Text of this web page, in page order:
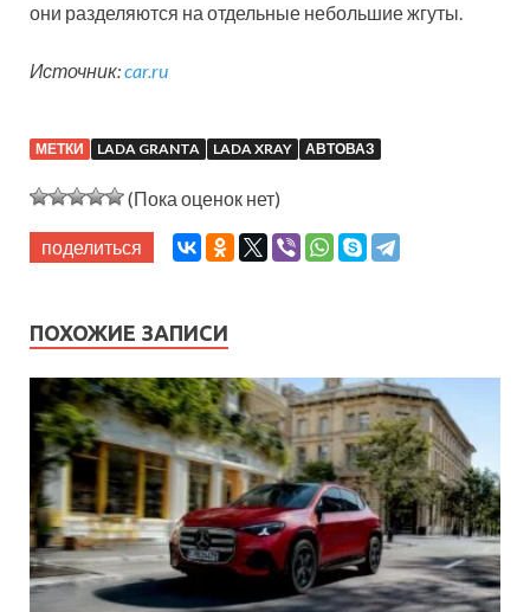
они разделяются на отдельные небольшие жгуты.
Источник:car.ru
МЕТКИ LADA GRANTA LADA XRAY АВТОВАЗ
(Пока оценок нет)
поделиться
ПОХОЖИЕ ЗАПИСИ